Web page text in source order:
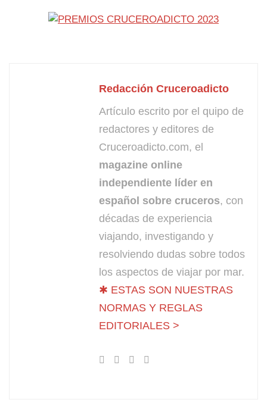
Redacción Cruceroadicto
Artículo escrito por el quipo de
redactores y editores de
Cruceroadicto.com, el
magazine online
independiente líder en
español sobre cruceros, con
décadas de experiencia
viajando, investigando y
resolviendo dudas sobre todos
los aspectos de viajar por mar.
✱ ESTAS SON NUESTRAS
NORMAS Y REGLAS
EDITORIALES >